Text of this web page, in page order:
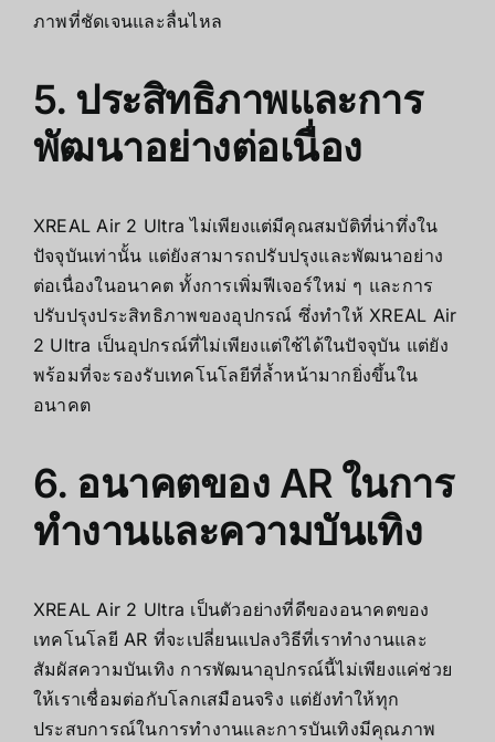
ภาพที่ชัดเจนและลื่นไหล
5. ประสิทธิภาพและการ
พัฒนาอย่างต่อเนื่อง
XREAL Air 2 Ultra ไม่เพียงแต่มีคุณสมบัติที่น่าทึ่งใน
ปัจจุบันเท่านั้น แต่ยังสามารถปรับปรุงและพัฒนาอย่าง
ต่อเนื่องในอนาคต ทั้งการเพิ่มฟีเจอร์ใหม่ ๆ และการ
ปรับปรุงประสิทธิภาพของอุปกรณ์ ซึ่งทำให้XREAL Air
2 Ultra เป็นอุปกรณ์ที่ไม่เพียงแต่ใช้ได้ในปัจจุบัน แต่ยัง
พร้อมที่จะรองรับเทคโนโลยีที่ล้ำหน้ามากยิ่งขึ้นใน
อนาคต
6. อนาคตของ AR ในการ
ทำงานและความบันเทิง
XREAL Air 2 Ultra เป็นตัวอย่างที่ดีของอนาคตของ
เทคโนโลยี AR ที่จะเปลี่ยนแปลงวิธีที่เราทำงานและ
สัมผัสความบันเทิง การพัฒนาอุปกรณ์นี้ไม่เพียงแค่ช่วย
ให้เราเชื่อมต่อกับโลกเสมือนจริง แต่ยังทำให้ทุก
ประสบการณ์ในการทำงานและการบันเทิงมีคุณภาพ